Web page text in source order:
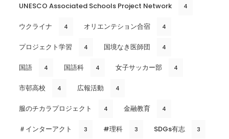
UNESCO Associated Schools Project Network 4
ウクライナ 4 オリエンテション合宿 4
プロジェクト学習 4 国境なき医師団 4
国語 4 国語科 4 女子サッカー部 4
市邨高校 4 広報活動 4
服のチカラプロジェクト 4 金融教育 4
＃インターアクト 3 #理科 3 SDGs有志 3